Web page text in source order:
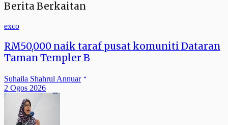
Berita Berkaitan
exco
RM50,000 naik taraf pusat komuniti Dataran
Taman Templer B
Suhaila Shahrul Annuar
2 Ogos 2026